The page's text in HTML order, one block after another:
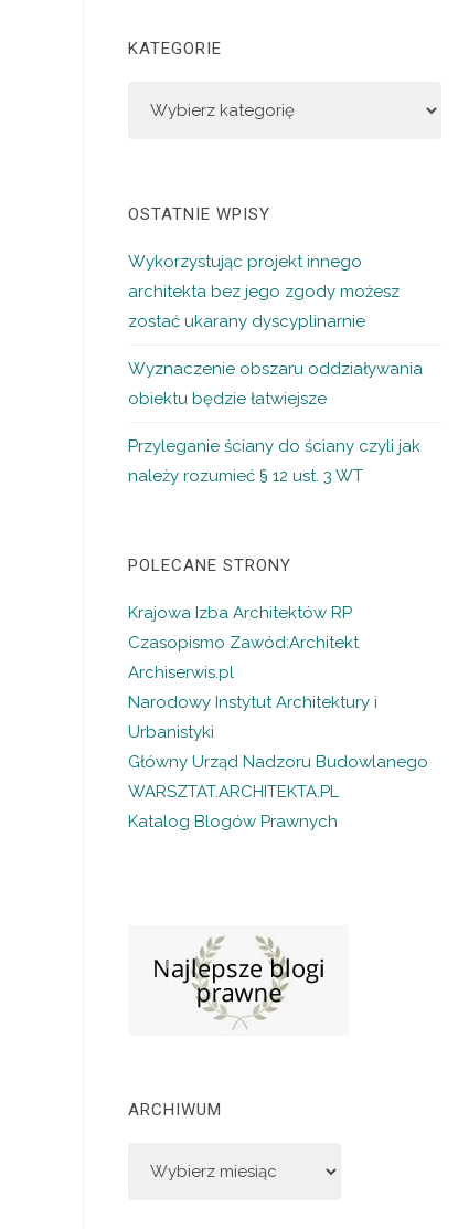
KATEGORIE
OSTATNIE WPISY
Wykorzystując projekt innego
architekta bez jego zgody możesz
zostać ukarany dyscyplinarnie
Wyznaczenie obszaru oddziaływania
obiektu będzie łatwiejsze
Przyleganie ściany do ściany czyli jak
należy rozumieć § 12 ust. 3 WT
POLECANE STRONY
Krajowa Izba Architektów RP
Czasopismo Zawód:Architekt
Archiserwis.pl
Narodowy Instytut Architektury i
Urbanistyki
Główny Urząd Nadzoru Budowlanego
WARSZTAT.ARCHITEKTA.PL
Katalog Blogów Prawnych
ARCHIWUM